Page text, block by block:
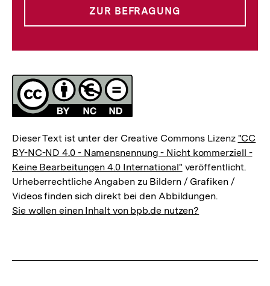
ZUR BEFRAGUNG
Lizenz
Dieser Text ist unter der Creative Commons Lizenz "CC
BY-NC-ND 4.0 - Namensnennung - Nicht kommerziell -
Keine Bearbeitungen 4.0 International" veröffentlicht.
Urheberrechtliche Angaben zu Bildern / Grafiken /
Videos finden sich direkt bei den Abbildungen.
Sie wollen einen Inhalt von bpb.de nutzen?